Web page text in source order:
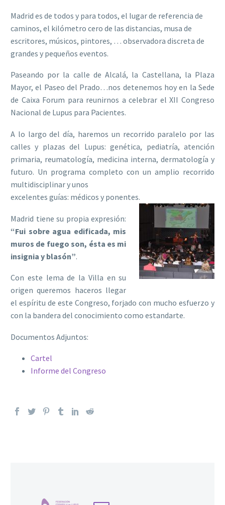
Madrid es de todos y para todos, el lugar de referencia de
caminos, el kilómetro cero de las distancias, musa de
escritores, músicos, pintores, … observadora discreta de
grandes y pequeños eventos.
Paseando por la calle de Alcalá, la Castellana, la Plaza
Mayor, el Paseo del Prado…nos detenemos hoy en la Sede
de Caixa Forum para reunirnos a celebrar el XII Congreso
Nacional de Lupus para Pacientes.
A lo largo del día, haremos un recorrido paralelo por las
calles y plazas del Lupus: genética, pediatría, atención
primaria, reumatología, medicina interna, dermatología y
futuro. Un programa completo con un amplio recorrido
multidisciplinar y unos
excelentes guías: médicos y ponentes.
Madrid tiene su propia expresión:
“Fui sobre agua edificada, mis
muros de fuego son, ésta es mi
insignia y blasón”.
Con este lema de la Villa en su
origen queremos haceros llegar
el espíritu de este Congreso, forjado con mucho esfuerzo y
con la bandera del conocimiento como estandarte.
Documentos Adjuntos:
Cartel
Informe del Congreso